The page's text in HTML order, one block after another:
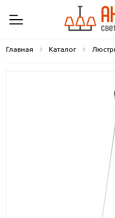
Главная Каталог